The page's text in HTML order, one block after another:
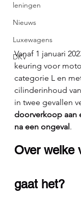
leningen
Nieuws
Luxewagens
DKV
Vanaf 1 januari
keuring voor
categorie L en
cilinderinhoud
in twee gevallen
doorverkoop aan
na een ongeval.
Over welke
gaat het?